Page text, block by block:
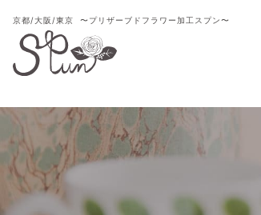
京都/大阪/東京 〜プリザーブドフラワー加工スプン〜